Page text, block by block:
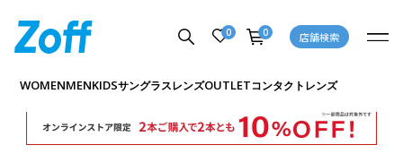
0 0 店舗検索
WOMENMENKIDSサングラスレンズOUTLETコンタクトレンズ
商品詳細ページへ